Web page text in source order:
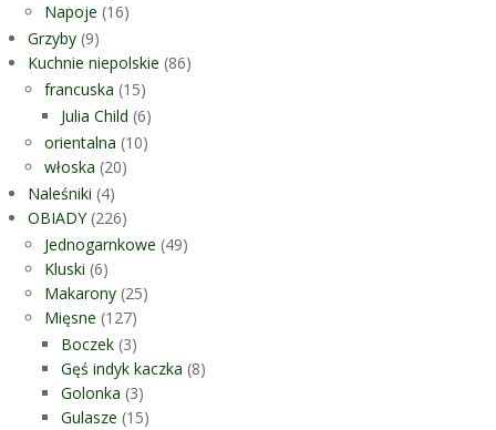
Napoje (16)
Grzyby (9)
Kuchnie niepolskie (86)
francuska (15)
Julia Child (6)
orientalna (10)
włoska (20)
Naleśniki (4)
OBIADY(226)
Jednogarnkowe (49)
Kluski (6)
Makarony (25)
Mięsne (127)
Boczek (3)
Gęś indyk kaczka (8)
Golonka (3)
Gulasze (15)